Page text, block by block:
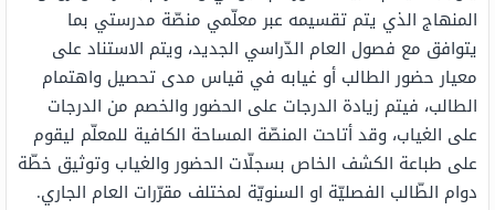
المنهاج الذي يتم تقسيمه عبر معلّمي منصّة مدرستي بما
يتوافق مع فصول العام الدّراسي الجديد، ويتم الاستناد على
معيار حضور الطالب أو غيابه في قياس مدى تحصيل واهتمام
الطالب، فيتم زيادة الدرجات على الحضور والخصم من الدرجات
على الغياب، وقد أتاحت المنصّة المساحة الكافية للمعلّم ليقوم
على طباعة الكشف الخاص بسجلّات الحضور والغياب وتوثيق خطّة
دوام الطّالب الفصليّة او السنويّة لمختلف مقرّرات العام الجاري.